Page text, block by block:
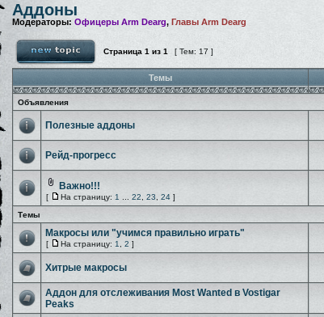
Аддоны
Модераторы: Офицеры Arm Dearg, Главы Arm Dearg
Страница 1 из 1 [ Тем: 17 ]
Темы
Объявления
Полезные аддоны
Рейд-прогресс
Важно!!!
[ На страницу: 1 22 23 24 ]
Темы
Макросы или "учимся правильно играть"
[ На страницу: 1 2 ]
Хитрые макросы
Аддон для отслеживания Most Wanted в Vostigar
Peaks